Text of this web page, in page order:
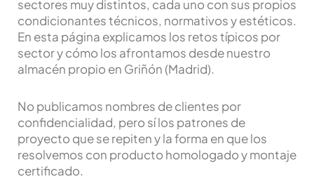
sectores muy distintos, cada uno con sus propios
condicionantes técnicos, normativos y estéticos.
En esta página explicamos los retos típicos por
sector y cómo los afrontamos desde nuestro
almacén propio en Griñón (Madrid).
No publicamos nombres de clientes por
confidencialidad, pero sí los patrones de
proyecto que se repiten y la forma en que los
resolvemos con producto homologado y montaje
certificado.